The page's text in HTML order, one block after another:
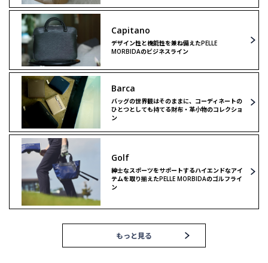
バックパック
ボストンバッグ
ショルダーバッグ
リミテッドモデル
ゴルフ
ゴルフ
Capitano
デザイン性と機能性を兼ね備えたPELLE
MORBIDAのビジネスライン
Barca
バッグの世界観はそのままに、コーディネートの
ひとつとしても持てる財布・革小物のコレクショ
ン
Golf
紳士なスポーツをサポートするハイエンドなアイ
テムを取り揃えたPELLE MORBIDAのゴルフライ
ン
もっと見る